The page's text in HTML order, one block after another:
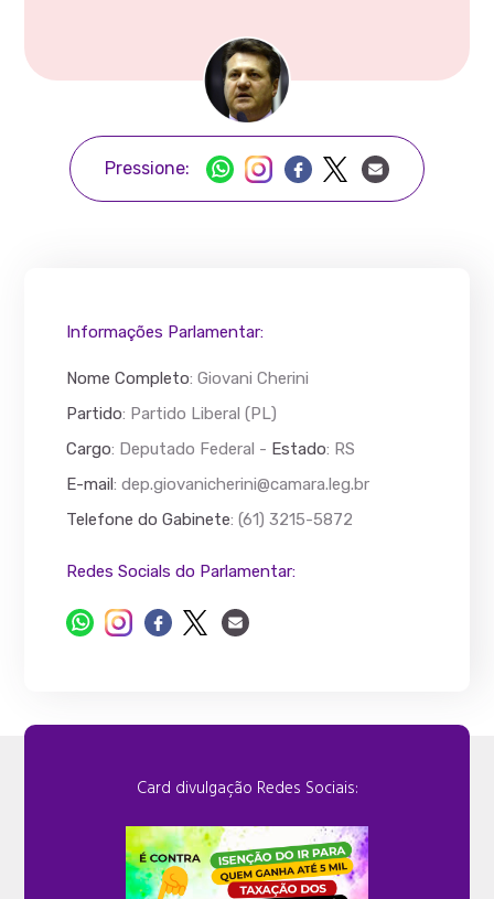
Pressione:
Informações Parlamentar:
Nome Completo:Giovani Cherini
Partido: Partido Liberal (PL)
Cargo: Deputado Federal - Estado: RS
E-mail:dep.giovanicherini@camara.leg.br
Telefone do Gabinete: (61) 3215-5872
Redes Socials do Parlamentar:
Card divulgação Redes Sociais: